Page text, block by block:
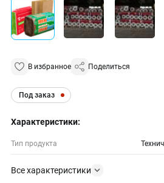
В избранное Поделиться
Под заказ
Характеристики:
Тип продукта
Все характеристики